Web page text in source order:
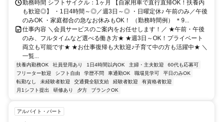
勤務時間 シフトサイクル：1ヶ月 【自家用車で直行直帰OK！扶養内
も歓迎◎】 ・1日4時間～◎／週3日～◎ ・日曜定休♪ 午前のみ／午後
のみOK ・家庭都合の急なお休みもOK！ （勤務時間例） ＊9...
仕事内容 ＼会員サービスのご案内をお任せします！／ ★午前・午後
のみ、フルタイムなど選べる働き方★ ★週3日～OK！プライベート
両立も可能です★ ★お仕事復帰も大歓迎♪子育て中の方も活躍中★ ＼
一覧...
扶養内勤務OK 社員登用あり 1日4時間以内OK 主婦・主夫歓迎
60代も応募可
フリーター歓迎
シフト自由 学歴不問 車通勤OK 職場見学可
平日のみOK
転勤なし
未経験者歓迎 交通費全額支給 経験者歓迎
有資格者歓迎
月1シフト提出
研修あり 夕方 ブランクOK
アルバイト・パート